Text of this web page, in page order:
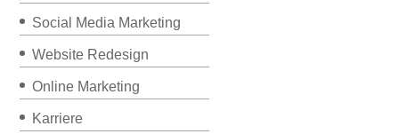
Social Media Marketing
Website Redesign
Online Marketing
Karriere